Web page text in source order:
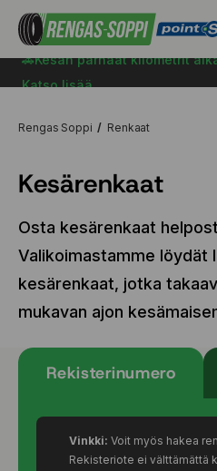
🚗Kesän parhaat kilometrit
Katso lisää
Rengas Soppi Renkaat
Kesärenkaat
Osta kesärenkaat
Valikoimastamme löydät
kesärenkaat, jotka
mukavan ajon
Rekisterinumero
Vinkki: Voit myös hakea
Rekisteriote ei välttämättä